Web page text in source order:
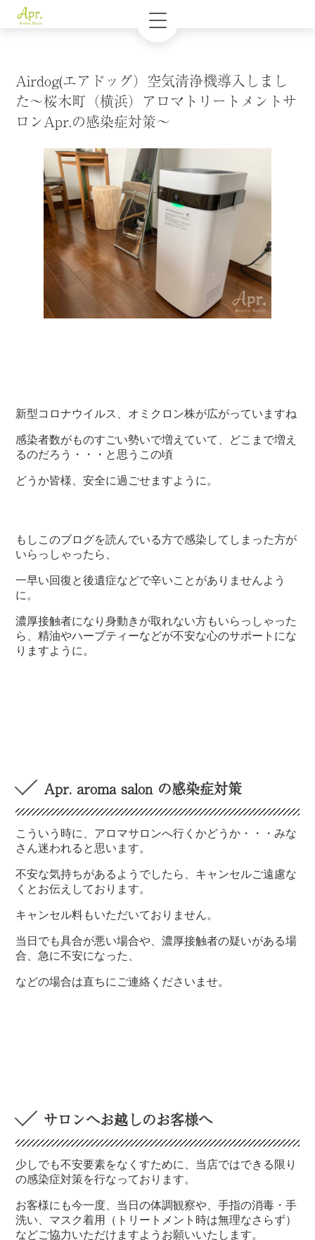
Airdog(エアドッグ）空気清浄機導入しまし
た〜桜木町（横浜）アロマトリートメントサ
ロンApr.の感染症対策〜
新型コロナウイルス、オミクロン株が広がっていますね
感染者数がものすごい勢いで増えていて、どこまで増え
るのだろう・・・と思うこの頃
どうか皆様、安全に過ごせますように。
もしこのブログを読んでいる方で感染してしまった方が
いらっしゃったら、
一早い回復と後遺症などで辛いことがありませんよう
に。
濃厚接触者になり身動きが取れない方もいらっしゃった
ら、精油やハーブティーなどが不安な心のサポートにな
りますように。
Apr. aroma salon の感染症対策
こういう時に、アロマサロンへ行くかどうか・・・みな
さん迷われると思います。
不安な気持ちがあるようでしたら、キャンセルご遠慮な
くとお伝えしております。
キャンセル料もいただいておりません。
当日でも具合が悪い場合や、濃厚接触者の疑いがある場
合、急に不安になった、
などの場合は直ちにご連絡くださいませ。
サロンへお越しのお客様へ
少しでも不安要素をなくすために、当店ではできる限り
の感染症対策を行なっております。
お客様にも今一度、当日の体調観察や、手指の消毒・手
洗い、マスク着用（トリートメント時は無理なさらず）
などご協力いただけますようお願いいたします。